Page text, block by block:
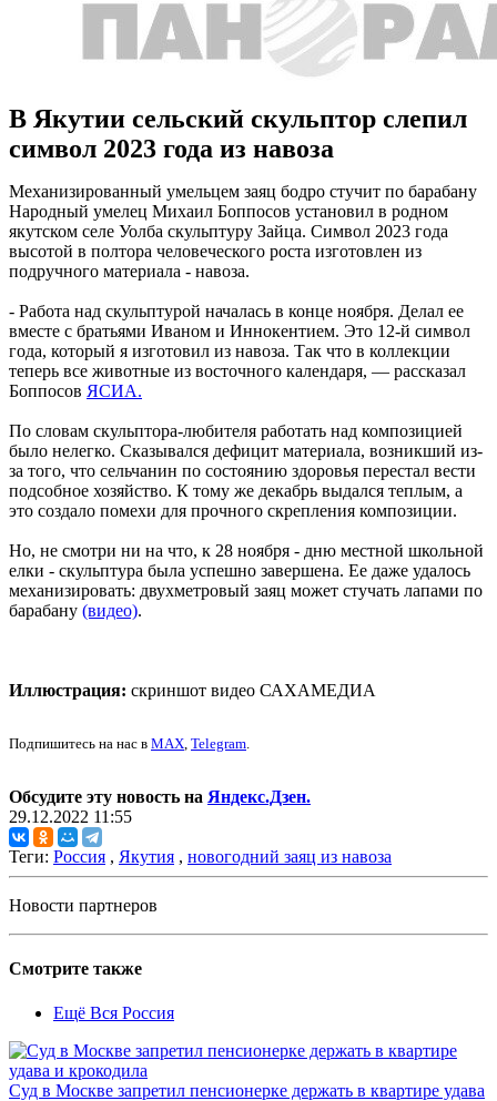
В Якутии сельский скульптор слепил
символ 2023 года из навоза
Механизированный умельцем заяц бодро стучит по барабану
Народный умелец Михаил Боппосов установил в родном
якутском селе Уолба скульптуру Зайца. Символ 2023 года
высотой в полтора человеческого роста изготовлен из
подручного материала - навоза.
- Работа над скульптурой началась в конце ноября. Делал ее
вместе с братьями Иваном и Иннокентием. Это 12-й символ
года, который я изготовил из навоза. Так что в коллекции
теперь все животные из восточного календаря, — рассказал
Боппосов ЯСИА.
По словам скульптора-любителя работать над композицией
было нелегко. Сказывался дефицит материала, возникший из-
за того, что сельчанин по состоянию здоровья перестал вести
подсобное хозяйство. К тому же декабрь выдался теплым, а
это создало помехи для прочного скрепления композиции.
Но, не смотри ни на что, к 28 ноября - дню местной школьной
елки - скульптура была успешно завершена. Ее даже удалось
механизировать: двухметровый заяц может стучать лапами по
барабану (видео).
Иллюстрация: скриншот видео САХАМЕДИА
Подпишитесь на нас в MAX, Telegram.
Обсудите эту новость на Яндекс.Дзен.
29.12.2022 11:55
Теги: Россия , Якутия , новогодний заяц из навоза
Новости партнеров
Смотрите также
Ещё Вся Россия
Суд в Москве запретил пенсионерке держать в квартире удава